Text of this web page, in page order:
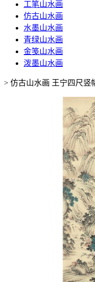
工笔山水画
仿古山水画
水墨山水画
青绿山水画
金笺山水画
泼墨山水画
> 仿古山水画 王宁四尺竖